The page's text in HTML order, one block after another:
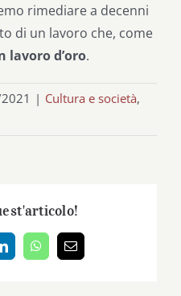
rimediare a decenni
di un lavoro che, come
lavoro d’oro.
| Cultura e società,
LinkedInWhatsApp
Email